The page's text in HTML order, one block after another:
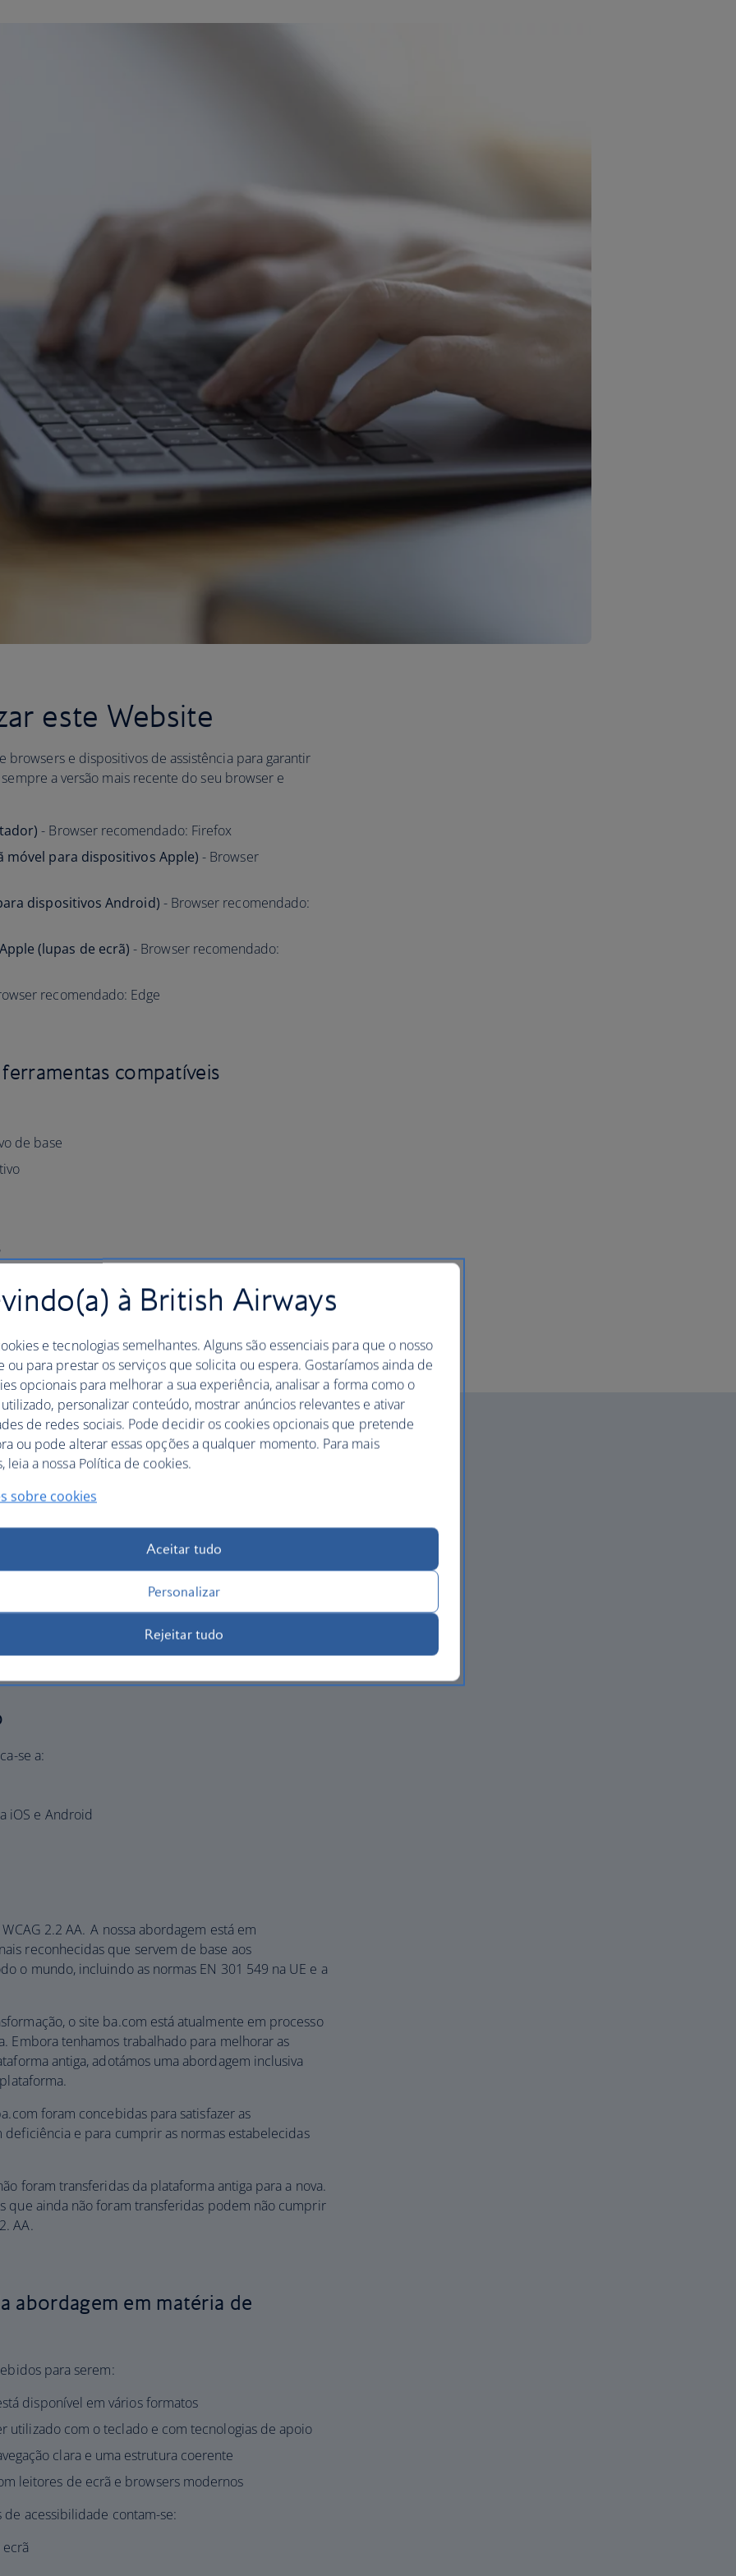
este Website
browsers e dispositivos de assistência para garantir
a versão mais recente do seu browser e
- Browser recomendado: Firefox
móvel para dispositivos Apple) - Browser
dispositivos Android) - Browser recomendado:
(lupas de ecrã) - Browser recomendado:
recomendado: Edge
compatíveis
de base
facilitar a utilização dos websites. O AbilityNet
para que este se adapte às suas necessidades
digital para
a acessibilidade digital a todos os utilizadores,
nosso objetivo é prestar serviços digitais inclusivos,
as experiências dos clientes.
se a:
iOS e Android
2.2 AA. A nossa abordagem está em
reconhecidas que servem de base aos
o mundo, incluindo as normas EN 301 549 na UE e a
o site ba.com está atualmente em processo
Embora tenhamos trabalhado para melhorar as
antiga, adotámos uma abordagem inclusiva
foram concebidas para satisfazer as
deficiência e para cumprir as normas estabelecidas
foram transferidas da plataforma antiga para a nova.
que ainda não foram transferidas podem não cumprir
AA.
abordagem em matéria de
para serem:
disponível em vários formatos
utilizado com o teclado e com tecnologias de apoio
clara e uma estrutura coerente
leitores de ecrã e browsers modernos
acessibilidade contam-se:
à British Airways
e tecnologias semelhantes. Alguns são essenciais para que o nosso
ou para prestar os serviços que solicita ou espera. Gostaríamos ainda de
opcionais para melhorar a sua experiência, analisar a forma como o
personalizar conteúdo, mostrar anúncios relevantes e ativar
de redes sociais. Pode decidir os cookies opcionais que pretende
ou pode alterar essas opções a qualquer momento. Para mais
leia a nossa Política de cookies.
sobre cookies
Aceitar tudo
Personalizar
Rejeitar tudo